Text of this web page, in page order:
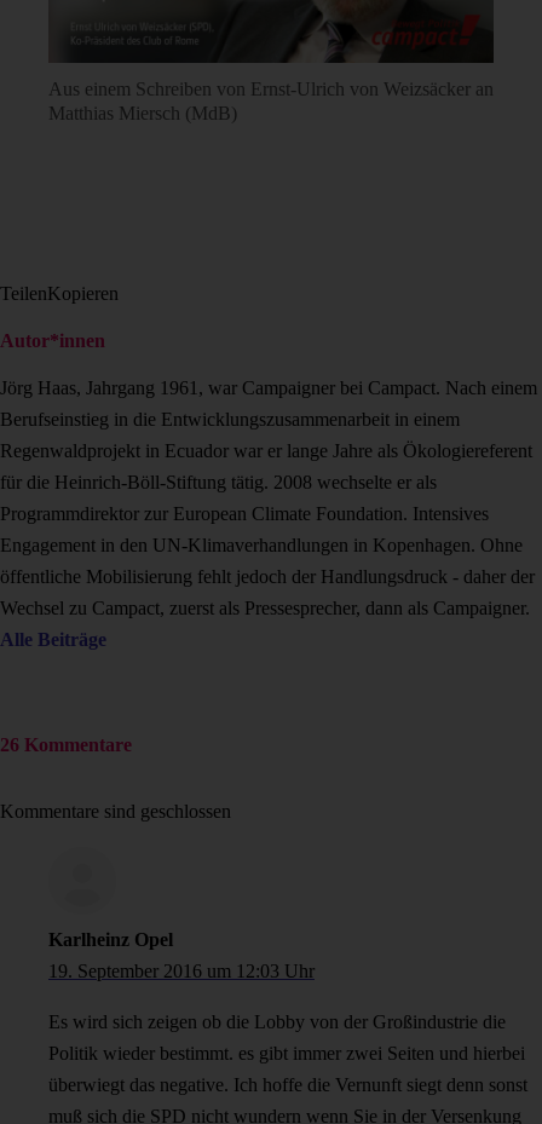
Aus einem Schreiben von Ernst-Ulrich von Weizsäcker an
Matthias Miersch (MdB)
TeilenKopieren
Autor*innen
Jörg Haas, Jahrgang 1961, war Campaigner bei Campact. Nach einem
Berufseinstieg in die Entwicklungszusammenarbeit in einem
Regenwaldprojekt in Ecuador war er lange Jahre als Ökologiereferent
für die Heinrich-Böll-Stiftung tätig. 2008 wechselte er als
Programmdirektor zur European Climate Foundation. Intensives
Engagement in den UN-Klimaverhandlungen in Kopenhagen. Ohne
öffentliche Mobilisierung fehlt jedoch der Handlungsdruck - daher der
Wechsel zu Campact, zuerst als Pressesprecher, dann als Campaigner.
Alle Beiträge
26 Kommentare
Kommentare sind geschlossen
Karlheinz Opel
19. September 2016 um 12:03 Uhr
Es wird sich zeigen ob die Lobby von der Großindustrie die
Politik wieder bestimmt. es gibt immer zwei Seiten und hierbei
überwiegt das negative. Ich hoffe die Vernunft siegt denn sonst
muß sich die SPD nicht wundern wenn Sie in der Versenkung